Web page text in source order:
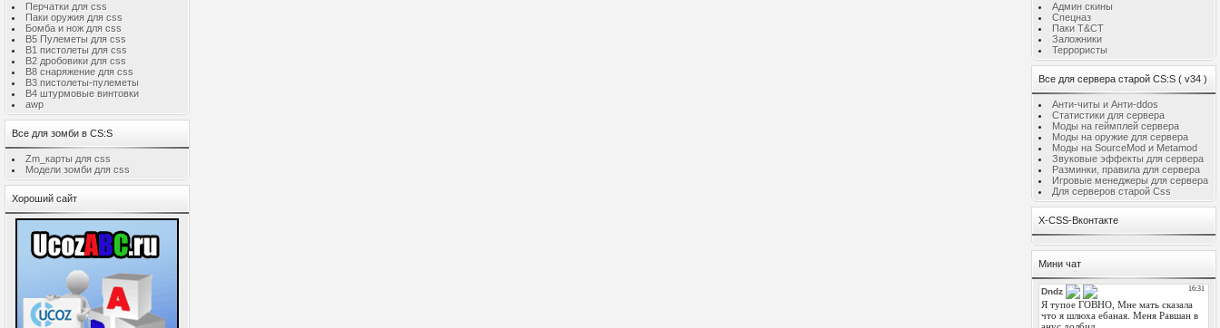
Перчатки для css
Паки оружия для css
Бомба и нож для css
B5 Пулеметы для css
B1 пистолеты для css
B2 дробовики для css
B8 снаряжение для css
B3 пистолеты-пулеметы
B4 штурмовые винтовки
awp
Все для зомби в CS:S
Zm_карты для css
Модели зомби для css
Хороший сайт
Админ скины
Спецназ
Паки T&CT
Заложники
Террористы
Все для сервера старой CS:S ( v34 )
Анти-читы и Анти-ddos
Статистики для сервера
Моды на геймплей сервера
Моды на оружие для сервера
Моды на SourceMod и Metamod
Звуковые эффекты для сервера
Разминки, правила для сервера
Игровые менеджеры для сервера
Для серверов старой Css
X-CSS-Вконтакте
Мини чат